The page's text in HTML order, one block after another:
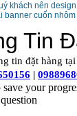
khách nên
banner cuốn